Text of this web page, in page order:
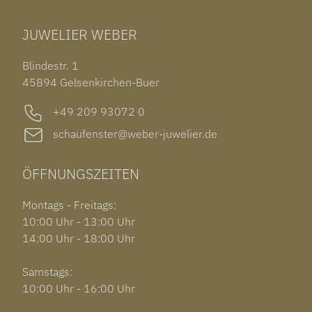
OHRSCHMUCK
OUT OF COLLECTION
ROLEX SUBMARINER DATE
GARMIN VENU 3S
JUWELIER WEBER
Blindestr. 1
45894 Gelsenkirchen-Buer
+49 209 93072 0
schaufenster@weber-juwelier.de
ÖFFNUNGSZEITEN
Montags - Freitags:
10:00 Uhr - 13:00 Uhr
14:00 Uhr - 18:00 Uhr
Samstags:
10:00 Uhr - 16:00 Uhr